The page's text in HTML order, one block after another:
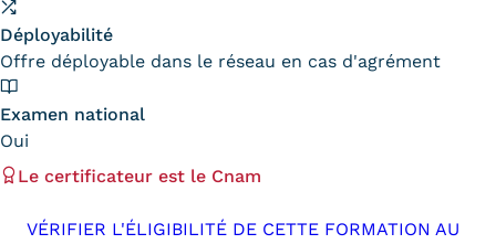
Déployabilité
Offre déployable dans le réseau en cas d'agrément
Examen national
Oui
Le certificateur est le Cnam
VÉRIFIER L'ÉLIGIBILITÉ DE CETTE FORMATION AU